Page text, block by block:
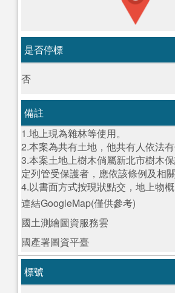
是否停標
否
備註
1.地上現為雜林等使用。
2.本案為共有土地，他共有人依法有
3.本案土地上樹木倘屬新北市樹木
定列管受保護者，應依該條例及相
4.以書面方式按現狀點交，地上物概
連結GoogleMap(僅供參考)
國土測繪圖資服務雲
國產署圖資平臺
標號